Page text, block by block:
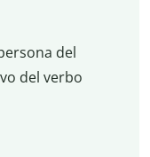
del
del verbo